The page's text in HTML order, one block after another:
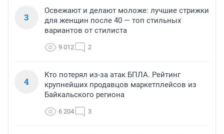
3
Освежают и делают моложе: лучшие стрижки
для женщин после 40 — топ стильных
вариантов от стилиста
9 012 2
4
Кто потерял из-за атак БПЛА. Рейтинг
крупнейших продавцов маркетплейсов из
Байкальского региона
6 204 3